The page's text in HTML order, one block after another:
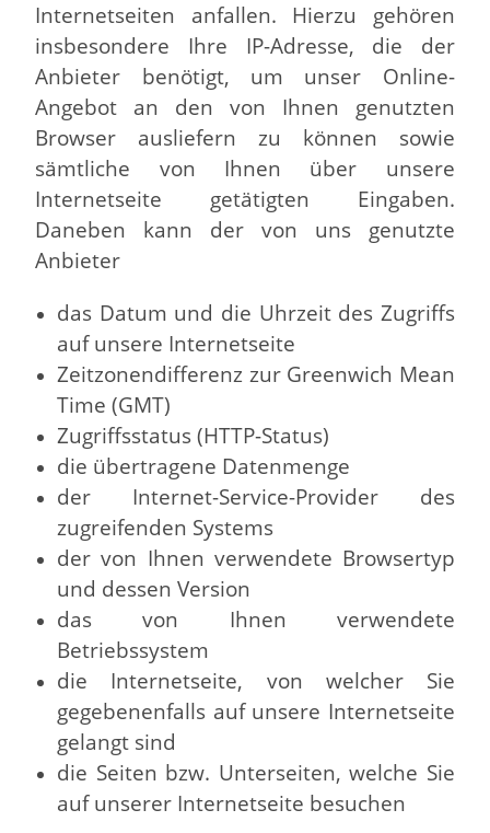
Internetseiten anfallen. Hierzu gehören
insbesondere Ihre IP-Adresse, die der
Anbieter benötigt, um unser Online-
Angebot an den von Ihnen genutzten
Browser ausliefern zu können sowie
sämtliche von Ihnen über unsere
Internetseite getätigten Eingaben.
Daneben kann der von uns genutzte
Anbieter
das Datum und die Uhrzeit des Zugriffs
auf unsere Internetseite
Zeitzonendifferenz zur Greenwich Mean
Time (GMT)
Zugriffsstatus (HTTP-Status)
die übertragene Datenmenge
der Internet-Service-Provider des
zugreifenden Systems
der von Ihnen verwendete Browsertyp
und dessen Version
das von Ihnen verwendete
Betriebssystem
die Internetseite, von welcher Sie
gegebenenfalls auf unsere Internetseite
gelangt sind
die Seiten bzw. Unterseiten, welche Sie
auf unserer Internetseite besuchen